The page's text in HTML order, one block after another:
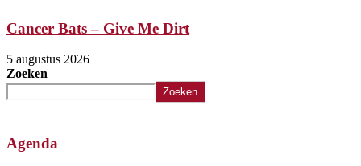
Cancer Bats – Give Me Dirt
5 augustus 2026
Zoeken
Zoeken
Agenda